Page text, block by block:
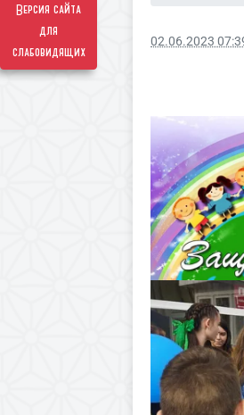
Версия сайта
для
слабовидящих
02.06.2023